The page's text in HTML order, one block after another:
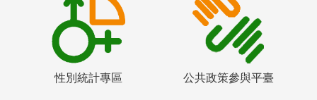
性別統計專區 公共政策參與平臺